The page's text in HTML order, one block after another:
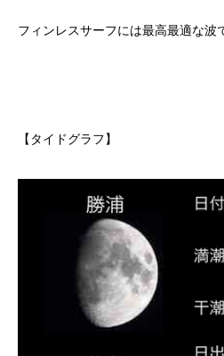
フィンレスサーフには最高最適な波
【タイドグラフ】